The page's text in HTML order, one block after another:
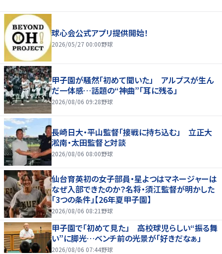
球心会公式アプリ提供開始！
2026/05/27 00:00野球
甲子園が騒然「初めて聞いた」 アルプスが生ん
だ一体感…話題の“神曲”「耳に残る」
2026/08/06 09:28野球
長崎日大・平山監督「接戦に持ち込む」 立正大
淞南・太田監督と対談
2026/08/06 08:00野球
仙台育英初の女子部員・星よつはマネージャーは
なぜ入部できたのか？名将・須江監督が明かした
「3つの条件」【26年夏甲子園】
2026/08/06 08:21 野球
甲子園で「初めて見た」 高校球児らしい“振る舞
い”に脚光…ベンチ前の光景が「好きだなぁ」
2026/08/06 07:44野球